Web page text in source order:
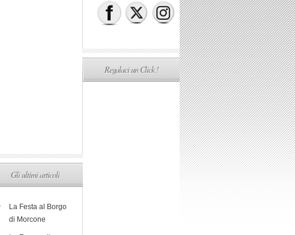
Gli ultimi articoli
La Festa al Borgo
di Morcone
Regalaci un Click !